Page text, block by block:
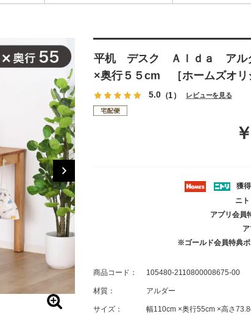
平机 デスク Ａｌｄａ アル
×奥行５５cm ［ホームズオリ
5.0（1） レビューを見る
獲
ニ
アプリ会員
※ゴールド会員特典
商品コード： 105480-2110800008675-00
材質： アルダー
サイズ： 幅110cm ×奥行55cm ×高さ